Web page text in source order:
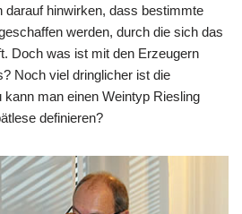
darauf hinwirken, dass bestimmte
werden, durch die sich das
Doch was ist mit den Erzeugern
Noch viel dringlicher ist die
kann man einen Weintyp Riesling
definieren?